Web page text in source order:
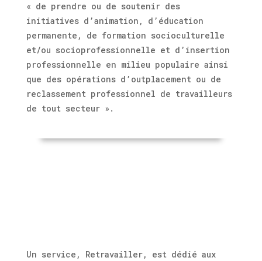
« de prendre ou de soutenir des
initiatives d’animation, d’éducation
permanente, de formation socioculturelle
et/ou socioprofessionnelle et d’insertion
professionnelle en milieu populaire ainsi
que des opérations d’outplacement ou de
reclassement professionnel de travailleurs
de tout secteur ».
Un service, Retravailler, est dédié aux